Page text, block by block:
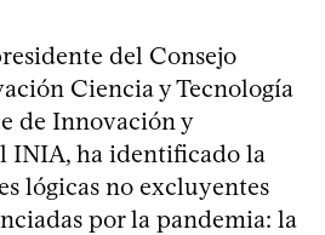
del Consejo
Ciencia y Tecnología
de Innovación y
INIA, ha identificado la
lógicas no excluyentes
por la pandemia: la